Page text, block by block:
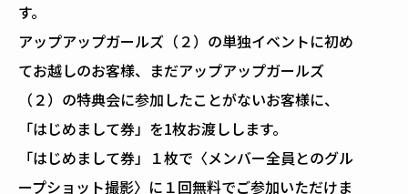
す。
アップアップガールズ（２）の単独イベントに初め
てお越しのお客様、まだアップアップガールズ
（２）の特典会に参加したことがないお客様に、
「はじめまして券」を1枚お渡しします。
「はじめまして券」１枚で〈メンバー全員とのグル
ープショット撮影〉に１回無料でご参加いただけま